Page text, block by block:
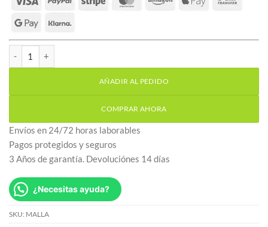
Malla plástico señalización naranja rollo de 50 metros cantidad
AÑADIR AL PEDIDO
COMPRAR AHORA
Envíos en 24/72 horas laborables
Pagos protegidos y seguros
3 Años de garantía. Devoluciónes 14 días
¿Necesitas ayuda?
SKU: MALLA